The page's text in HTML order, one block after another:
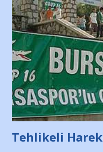
Tehlikeli